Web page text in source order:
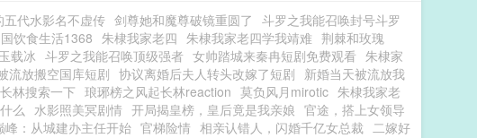
五代水影名不虚传 剑尊她和魔尊破镜重圆了 斗罗之我能召唤封号斗罗
饮食生活1368 朱棣我家老四 朱棣我家老四学我靖难 荆棘和玫瑰
载冰 斗罗之我能召唤顶级强者 女帅踏城来秦冉短剧免费观看 朱棣家
流放搬空国库短剧 协议离婚后夫人转头改嫁了短剧 新婚当天被流放我
林搜索一下 琅琊榜之风起长林reaction 莫负风月mirotic 朱棣我家老
么 水影照美冥剧情 开局揭皇榜，皇后竟是我亲娘 官途，搭上女领导
峰：从城建办主任开始 官梯险情 相亲认错人，闪婚千亿女总裁 二嫁好